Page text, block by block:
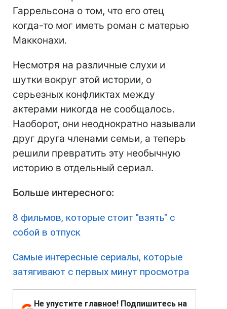
Гаррельсона о том, что его отец
когда-то мог иметь роман с матерью
Макконахи.
Несмотря на различные слухи и
шутки вокруг этой истории, о
серьезных конфликтах между
актерами никогда не сообщалось.
Наоборот, они неоднократно называли
друг друга членами семьи, а теперь
решили превратить эту необычную
историю в отдельный сериал.
Больше интересного:
8 фильмов, которые стоит "взять" с
собой в отпуск
Самые интересные сериалы, которые
затягивают с первых минут просмотра
Не упустите главное! Подпишитесь на